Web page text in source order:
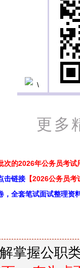
更多
次的2026年公务员考试
击链接 【2026公务员
，全套笔试面试整理资
掌握公职